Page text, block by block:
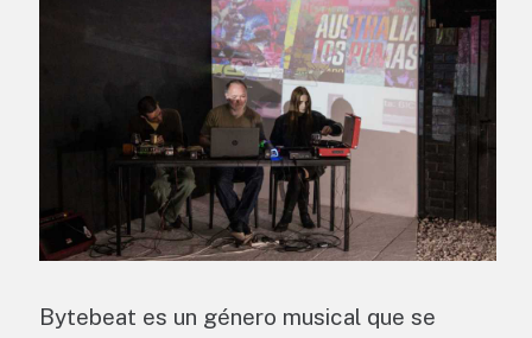
Bytebeat es un género musical que se